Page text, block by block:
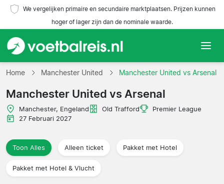
We vergelijken primaire en secundaire marktplaatsen. Prijzen kunnen
hoger of lager zijn dan de nominale waarde.
Home
Teams
Competities
Reisorganisaties
Home Manchester United Manchester United vs Arsenal
Manchester United vs Arsenal
Manchester, Engeland Old Trafford
Premier League
27 Februari 2027
Toon Alles Alleen ticket Pakket met Hotel
Pakket met Hotel & Vlucht